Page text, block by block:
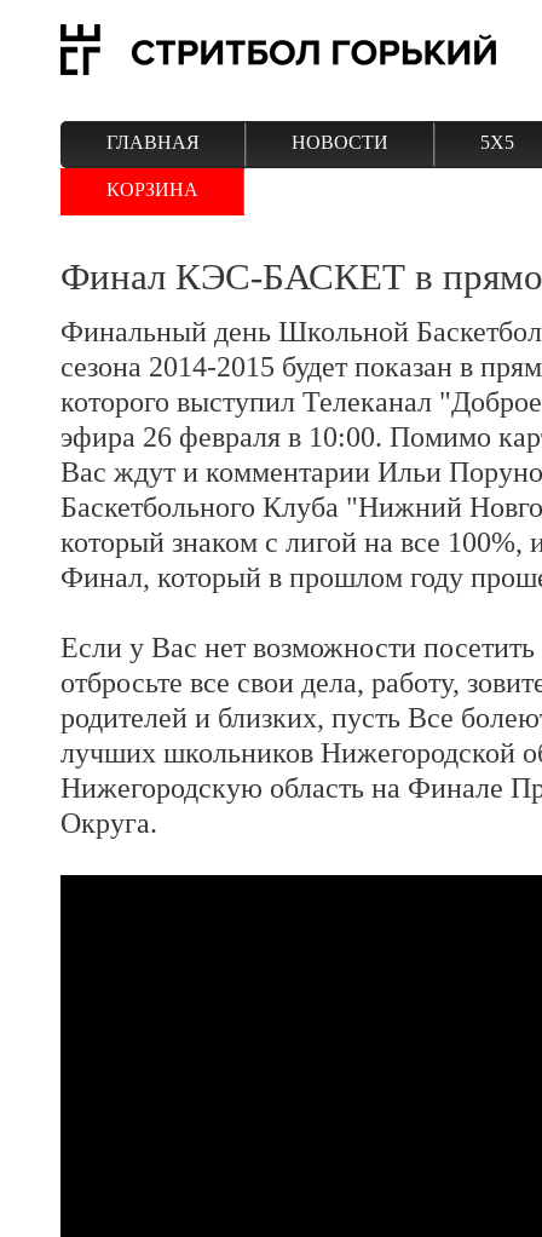
ГЛАВНАЯ НОВОСТИ 5Х5
КОРЗИНА
Финал КЭС-БАСКЕТ в
Финальный день Школьной
сезона 2014-2015 будет показан в
которого выступил Телеканал
эфира 26 февраля в 10:00. Помимо
Вас ждут и комментарии Ильи
Баскетбольного Клуба "Нижний
который знаком с лигой на все
Финал, который в прошлом году
Если у Вас нет возможности
отбросьте все свои дела, работу,
родителей и близких, пусть Все
лучших школьников Нижегородской
Нижегородскую область на Финале
Округа.